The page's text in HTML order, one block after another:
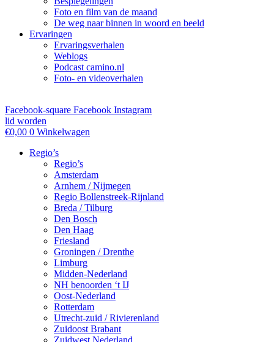
Foto en film van de maand
De weg naar binnen in woord en beeld
Ervaringen
Ervaringsverhalen
Weblogs
Podcast camino.nl
Foto- en videoverhalen
Facebook-square Facebook Instagram
lid worden
€0,00 0 Winkelwagen
Regio’s
Regio’s
Amsterdam
Arnhem / Nijmegen
Regio Bollenstreek-Rijnland
Breda / Tilburg
Den Bosch
Den Haag
Friesland
Groningen / Drenthe
Limburg
Midden-Nederland
NH benoorden ‘t IJ
Oost-Nederland
Rotterdam
Utrecht-zuid / Rivierenland
Zuidoost Brabant
Zuidwest Nederland